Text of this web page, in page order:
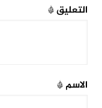
التعليق*
الاسم*